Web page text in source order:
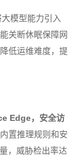
大模型能力引入
关断休眠保障网
低运维难度，提
Edge，安全访
内置推理规则和安
，威胁检出率达